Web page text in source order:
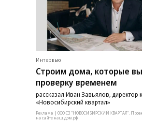
Интервью
Строим дома, которые
проверку временем
рассказал Иван Завьялов, директор
«Новосибирский квартал»
Реклама | ООО СЗ "НОВОСИБИРСКИЙ КВАРТАЛ".
на сайте наш.дом.рф